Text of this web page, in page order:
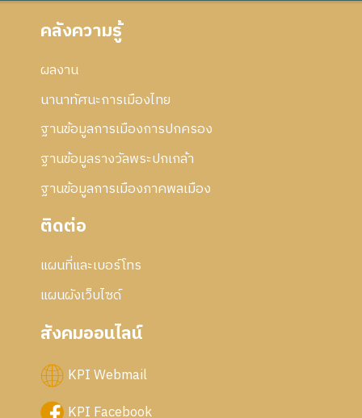
คลังความรู้
ผลงาน
นานาทัศนะการเมืองไทย
ฐานข้อมูลการเมืองการปกครอง
ฐานข้อมูลรางวัลพระปกเกล้า
ฐานข้อมูลการเมืองภาคพลเมือง
ติดต่อ
แผนที่และเบอร์โทร
แผนผังเว็บไซด์
สังคมออนไลน์
KPI Webmail
KPI Facebook